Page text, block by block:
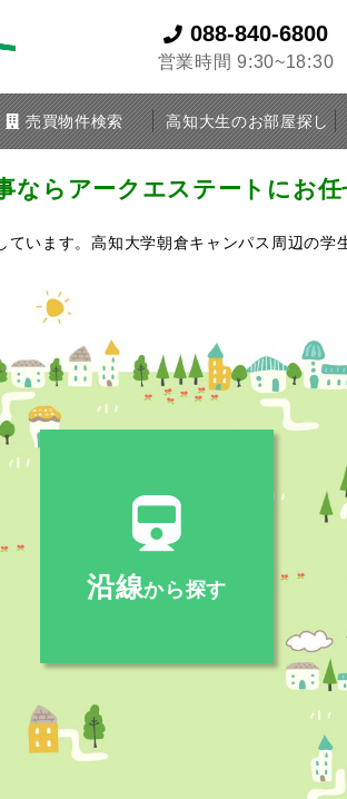
088-840-6800
営業時間 9:30~18:30
売買物件検索 高知大生のお部屋探し
なら アークエステートにお任
ています。高知大学朝倉キャンパス周辺の学
沿線から探す